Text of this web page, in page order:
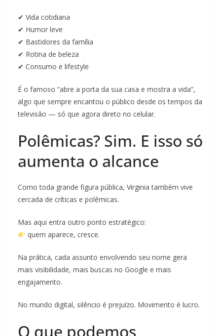
✔ Vida cotidiana
✔ Humor leve
✔ Bastidores da família
✔ Rotina de beleza
✔ Consumo e lifestyle
É o famoso “abre a porta da sua casa e mostra a vida”,
algo que sempre encantou o público desde os tempos da
televisão — só que agora direto no celular.
Polêmicas? Sim. E isso só
aumenta o alcance
Como toda grande figura pública, Virginia também vive
cercada de críticas e polêmicas.
Mas aqui entra outro ponto estratégico:
quem aparece, cresce.
Na prática, cada assunto envolvendo seu nome gera
mais visibilidade, mais buscas no Google e mais
engajamento.
No mundo digital, silêncio é prejuízo. Movimento é lucro.
O que podemos